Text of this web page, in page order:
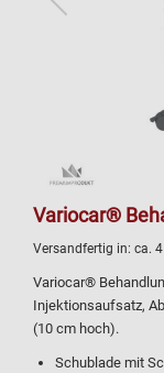
Variocar®
Versandfertig in: ca.
Variocar®
Injektionsaufsatz,
(10 cm hoch).
Schublade mit